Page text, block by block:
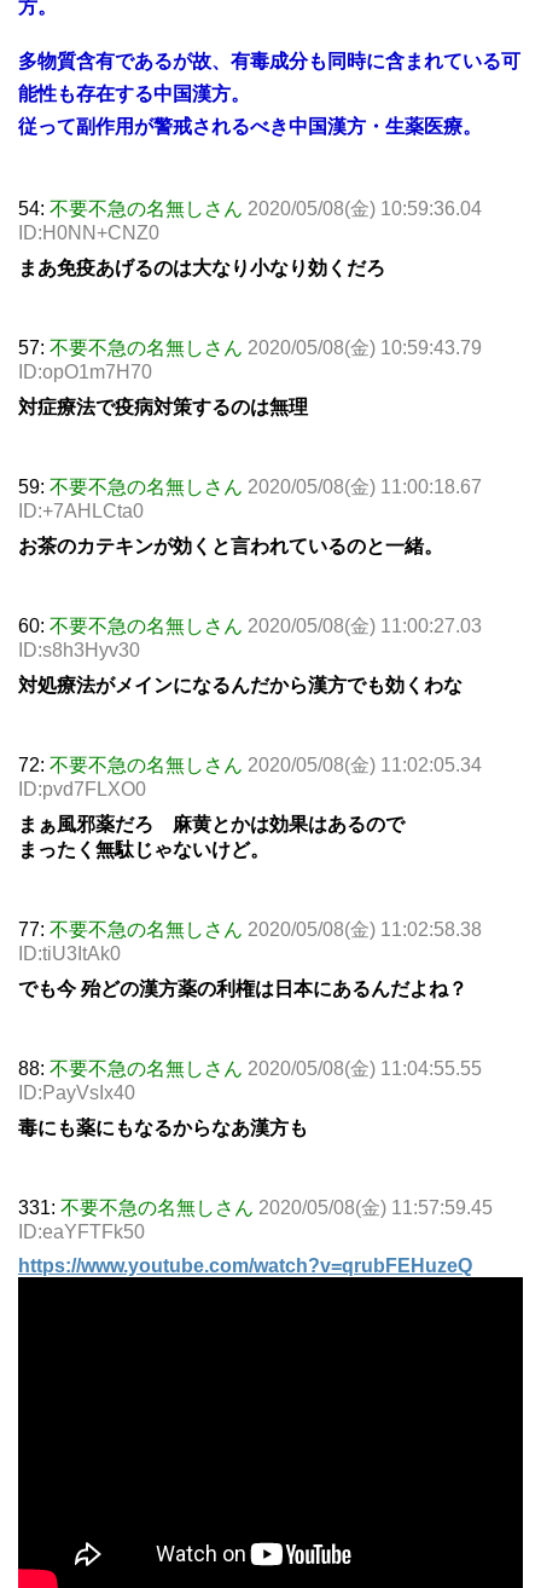
方。
多物質含有であるが故、有毒成分も同時に含まれている可
能性も存在する中国漢方。
従って副作用が警戒されるべき中国漢方・生薬医療。
54: 不要不急の名無しさん 2020/05/08(金) 10:59:36.04
ID:H0NN+CNZ0
まあ免疫あげるのは大なり小なり効くだろ
57: 不要不急の名無しさん 2020/05/08(金) 10:59:43.79
ID:opO1m7H70
対症療法で疫病対策するのは無理
59: 不要不急の名無しさん 2020/05/08(金) 11:00:18.67
ID:+7AHLCta0
お茶のカテキンが効くと言われているのと一緒。
60: 不要不急の名無しさん 2020/05/08(金) 11:00:27.03
ID:s8h3Hyv30
対処療法がメインになるんだから漢方でも効くわな
72: 不要不急の名無しさん 2020/05/08(金) 11:02:05.34
ID:pvd7FLXO0
まぁ風邪薬だろ 麻黄とかは効果はあるので
まったく無駄じゃないけど。
77: 不要不急の名無しさん 2020/05/08(金) 11:02:58.38
ID:tiU3ItAk0
でも今 殆どの漢方薬の利権は日本にあるんだよね？
88: 不要不急の名無しさん 2020/05/08(金) 11:04:55.55
ID:PayVsIx40
毒にも薬にもなるからなあ漢方も
331: 不要不急の名無しさん 2020/05/08(金) 11:57:59.45
ID:eaYFTFk50
https://www.youtube.com/watch?v=qrubFEHuzeQ